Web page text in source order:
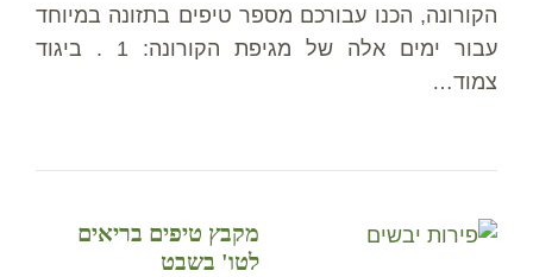
הקורונה, הכנו עבורכם מספר טיפים בתזונה במיוחד
עבור ימים אלה של מגיפת הקורונה: 1 . ביגוד
צמוד…
מקבץ טיפים בריאים
לטו' בשבט